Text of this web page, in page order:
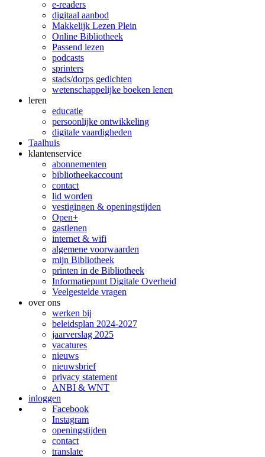
e-readers
digitaal aanbod
Makkelijk Lezen Plein
Online Bibliotheek
Passend lezen
podcasts
sprinters
stads/dorps gedichten
wetenschappelijke boeken lenen
leren
educatie
persoonlijke ontwikkeling
digitale vaardigheden
Taalhuis
klanten­service
abonnementen
bibliotheekaccount
contact
lid worden
vestigingen & openingstijden
Open+
gastlenen
internet & wifi
algemene voorwaarden
mijn Bibliotheek
printen in de Bibliotheek
Informatiepunt Digitale Overheid
Veelgestelde vragen
over ons
werken bij
beleidsplan 2024-2027
jaarverslag 2025
vacatures
nieuws
nieuwsbrief
privacy statement
ANBI & WNT
inloggen
Facebook
Instagram
openingstijden
contact
translate